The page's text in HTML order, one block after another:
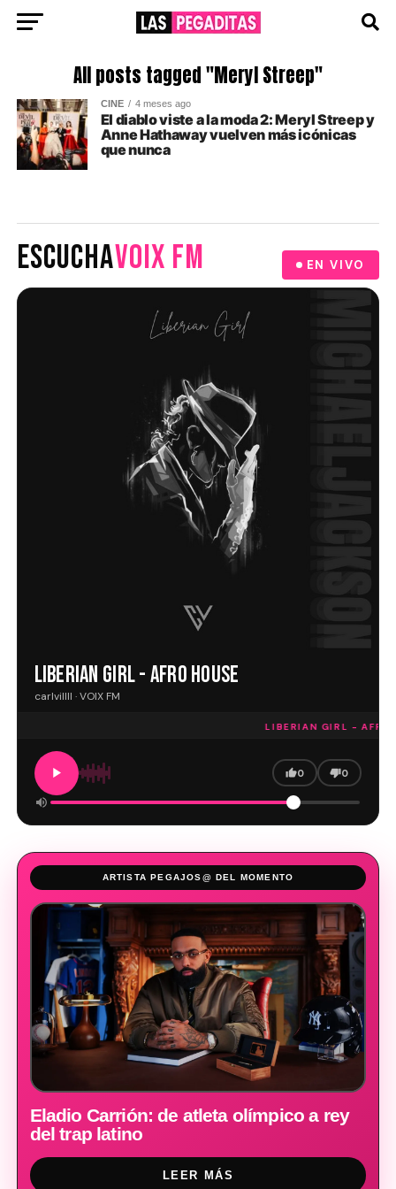
All posts tagged "Meryl Streep"
CINE 4 meses ago
El diablo viste a la moda 2: Meryl Streep y
Anne Hathaway vuelven más icónicas
que nunca
ESCUCHAVOIX FM EN VIVO
LIBERIAN GIRL - AFRO HOUSE
carlvillll · VOIX FM
LIBERIAN GIRL - AFRO
0 0
ARTISTA PEGAJOS@ DEL MOMENTO
Eladio Carrión: de atleta olímpico a rey
del trap latino
LEER MÁS